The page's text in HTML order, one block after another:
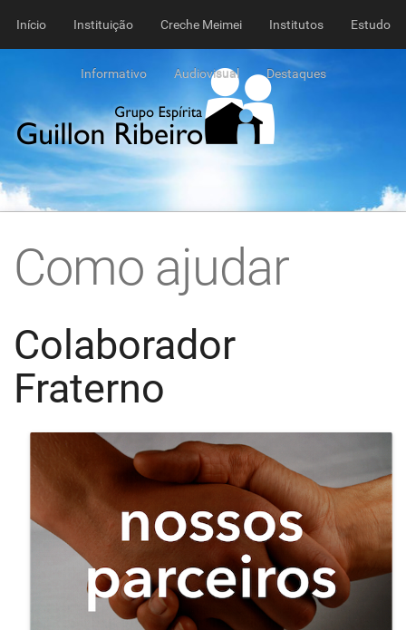
Início Instituição Creche Meimei Institutos Estudo
Informativo Audiovisual Destaques
Como ajudar
Colaborador
Fraterno